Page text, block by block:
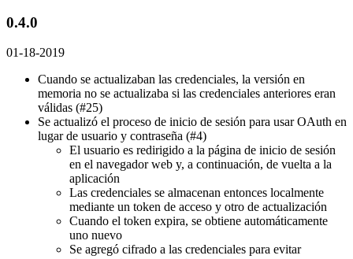
0.4.0
01-18-2019
Cuando se actualizaban las credenciales, la versión en
memoria no se actualizaba si las credenciales anteriores eran
válidas (#25)
Se actualizó el proceso de inicio de sesión para usar OAuth en
lugar de usuario y contraseña (#4)
El usuario es redirigido a la página de inicio de sesión
en el navegador web y, a continuación, de vuelta a la
aplicación
Las credenciales se almacenan entonces localmente
mediante un token de acceso y otro de actualización
Cuando el token expira, se obtiene automáticamente
uno nuevo
Se agregó cifrado a las credenciales para evitar